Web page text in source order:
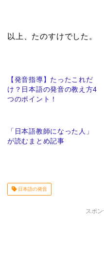
以上、たのすけでした。
【発音指導】たったこれだ
け？日本語の発音の教え方4
つのポイント！
「日本語教師になった人」
が読むまとめ記事
日本語の発音
スポ